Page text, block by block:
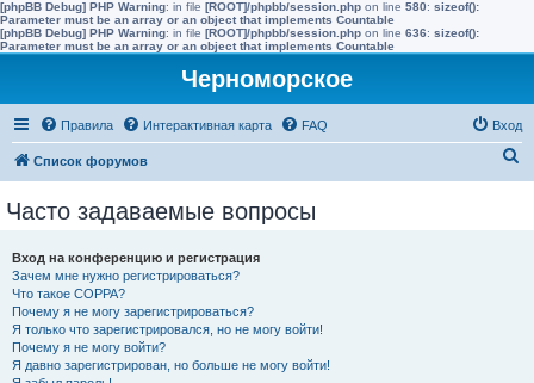
[phpBB Debug] PHP Warning: in file [ROOT]/phpbb/session.php on line 580: sizeof():
Parameter must be an array or an object that implements Countable
[phpBB Debug] PHP Warning: in file [ROOT]/phpbb/session.php on line 636: sizeof():
Parameter must be an array or an object that implements Countable
Черноморское
Правила Интерактивная карта FAQ Вход
Список форумов
Часто задаваемые вопросы
Вход на конференцию и регистрация
Зачем мне нужно регистрироваться?
Что такое COPPA?
Почему я не могу зарегистрироваться?
Я только что зарегистрировался, но не могу войти!
Почему я не могу войти?
Я давно зарегистрирован, но больше не могу войти!